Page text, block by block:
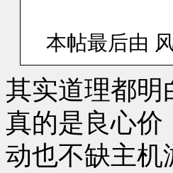
本帖最后由
其实道理都
真的是良心
动也不缺主机